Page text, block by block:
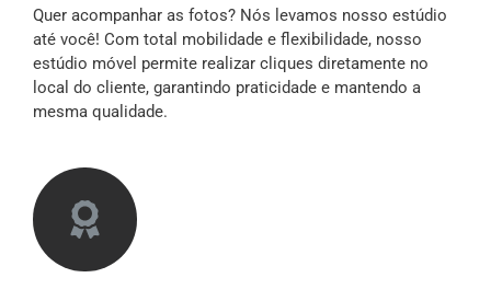
Quer acompanhar as fotos? Nós levamos nosso estúdio
até você! Com total mobilidade e flexibilidade, nosso
estúdio móvel permite realizar cliques diretamente no
local do cliente, garantindo praticidade e mantendo a
mesma qualidade.